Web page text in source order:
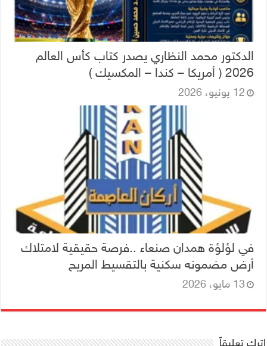
الدكتور محمد النظاري يصدر كتاب كأس العالم
2026 ( أمريكا – كندا – المكسيك )
12 يونيو، 2026
في لؤلؤة همدان صنعاء ..فرصة حقيقية لامتلاك
أرض مضمونه سكنية بالتقسيط المريح
13 مايو، 2026